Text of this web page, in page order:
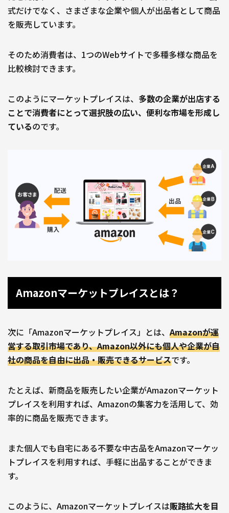
式だけでなく、さまざまな企業や個人が出品者として商品
を販売しています。
そのため消費者は、1つのWebサイトで多種多様な商品を
比較検討できます。
このようにマーケットプレイスは、 多数の企業が出店する
ことで消費者にとって選択肢の広い、便利な市場を形成し
ているのです。
Amazonマーケットプレイスとは？
次に「Amazonマーケットプレイス」とは、Amazonが運
営する取引市場であり、Amazon以外にも個人や企業が自
社の商品を自由に出品・販売できるサービスです。
たとえば、新商品を販売したい企業がAmazonマーケット
プレイスを利用すれば、Amazonの集客力を活用して、効
率的に商品を販売できます。
また個人でも自宅にある不要な中古品をAmazonマーケッ
トプレイスを利用すれば、手軽に出品することができま
す。
このように、Amazonマーケットプレイスは販路拡大を目